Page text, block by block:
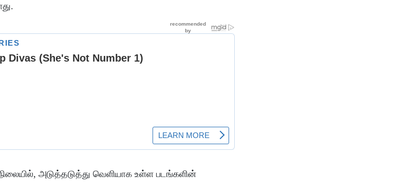
அடுத்தடுத்து வெளியாக உள்ள படங்களின்